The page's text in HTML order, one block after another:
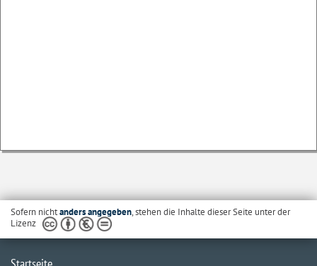
Sofern nichtanders angegeben, stehen die Inhalte dieser Seite unter der
Lizenz